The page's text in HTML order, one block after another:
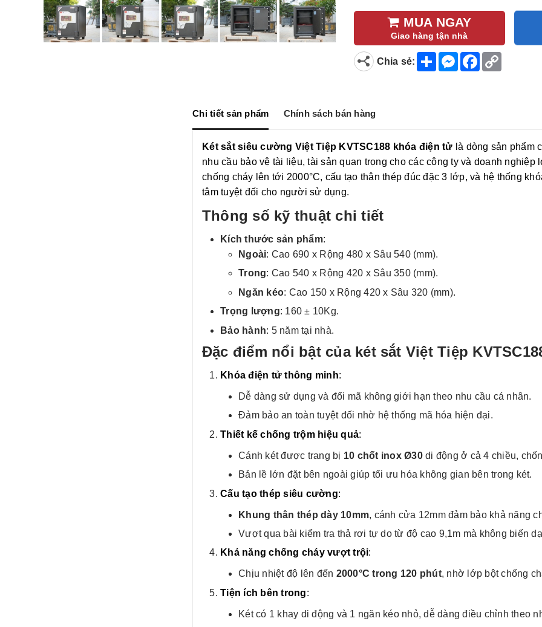
MUA NGAY
Giao hàng tận nhà
Chia sẻ:
S
h
M
e
F
C
Chi tiết sản phẩm Chính sách bán hàng
Két sắt siêu cường Việt Tiệp KVTSC188 khóa điện tử là dòng sản phẩm
nhu cầu bảo vệ tài liệu, tài sản quan trọng cho các công ty và doanh
chống cháy lên tới 2000°C, cấu tạo thân thép đúc đặc 3 lớp, và hệ thống
tâm tuyệt đối cho người sử dụng.
Thông số kỹ thuật chi tiết
Kích thước sản phẩm:
Ngoài: Cao 690 x Rộng 480 x Sâu 540 (mm).
Trong: Cao 540 x Rộng 420 x Sâu 350 (mm).
Ngăn kéo: Cao 150 x Rộng 420 x Sâu 320 (mm).
Trọng lượng: 160 ± 10Kg.
Bảo hành: 5 năm tại nhà.
Đặc điểm nổi bật của két sắt Việt Tiệp
Khóa điện tử thông minh:
Dễ dàng sử dụng và đổi mã không giới hạn theo nhu cầu cá nhân.
Đảm bảo an toàn tuyệt đối nhờ hệ thống mã hóa hiện đại.
Thiết kế chống trộm hiệu quả:
Cánh két được trang bị 10 chốt inox Ø30di động ở cả 4 chiều,
Bản lề lớn đặt bên ngoài giúp tối ưu hóa không gian bên trong két.
Cấu tạo thép siêu cường:
Khung thân thép dày 10mm, cánh cửa 12mm đảm bảo khả năng
Vượt qua bài kiểm tra thả rơi tự do từ độ cao 9,1m mà không biến
Khả năng chống cháy vượt trội:
Chịu nhiệt độ lên đến 2000°C trong 120 phút, nhờ lớp bột chống
Tiện ích bên trong:
Két có 1 khay di động và 1 ngăn kéo nhỏ, dễ dàng điều chỉnh theo